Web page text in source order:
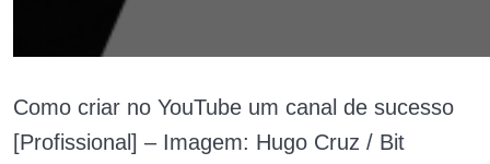
Como criar no YouTube um canal de sucesso
[Profissional] – Imagem: Hugo Cruz / Bit